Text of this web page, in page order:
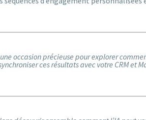
occasion précieuse pour explorer
ces résultats avec votre CRM et